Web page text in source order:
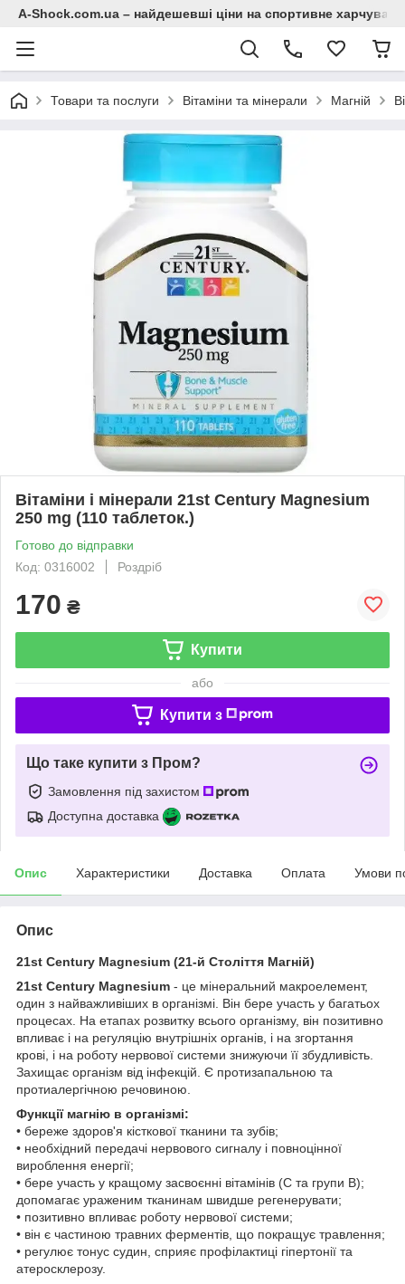
A-Shock.com.ua – найдешевші ціни на спортивне
Товари та послуги Вітаміни та мінерали Магній
Вітаміни і мінерали 21st Century Magnesium
250 mg (110 таблеток.)
Готово до відправки
Код: 0316002
Роздріб
170 ₴
Купити
або
Купити з
Що таке купити з Пром?
Замовлення під захистом
Доступна доставка
Опис Характеристики Доставка Оплата Умови
Опис
21st Century Magnesium (21-й Століття Магній)
21st Century Magnesium - це мінеральний макроелемент,
один з найважливіших в організмі. Він бере участь у багатьох
процесах. На етапах розвитку всього організму, він позитивно
впливає і на регуляцію внутрішніх органів, і на згортання
крові, і на роботу нервової системи знижуючи її збудливість.
Захищає організм від інфекцій. Є протизапальною та
протиалергічною речовиною.
Функції магнію в організмі:
• береже здоров'я кісткової тканини та зубів;
• необхідний передачі нервового сигналу і повноцінної
вироблення енергії;
• бере участь у кращому засвоєнні вітамінів (С та групи В);
допомагає ураженим тканинам швидше регенерувати;
• позитивно впливає роботу нервової системи;
• він є частиною травних ферментів, що покращує травлення;
• регулює тонус судин, сприяє профілактиці гіпертонії та
атеросклерозу.